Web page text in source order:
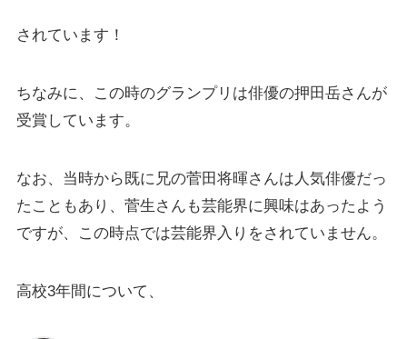
されています！
ちなみに、この時のグランプリは俳優の押田岳さんが
受賞しています。
なお、当時から既に兄の菅田将暉さんは人気俳優だっ
たこともあり、菅生さんも芸能界に興味はあったよう
ですが、この時点では芸能界入りをされていません。
高校3年間について、